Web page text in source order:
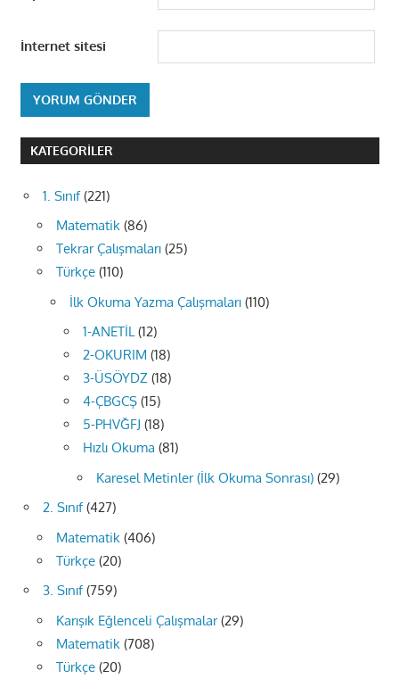
İnternet sitesi
KATEGORILER
1. Sınıf(221)
Matematik (86)
Tekrar Çalışmaları (25)
Türkçe (110)
İlk Okuma Yazma Çalışmaları (110)
1-ANETİL(12)
2-OKURIM (18)
3-ÜSÖYDZ (18)
4-ÇBGCŞ (15)
5-PHVĞFJ (18)
Hızlı Okuma (81)
Karesel Metinler (İlk Okuma Sonrası) (29)
2. Sınıf(427)
Matematik (406)
Türkçe (20)
3. Sınıf(759)
Karışık Eğlenceli Çalışmalar(29)
Matematik (708)
Türkçe (20)